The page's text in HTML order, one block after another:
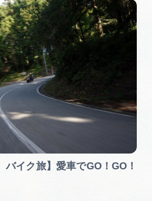
イク旅】愛車でGO！GO！